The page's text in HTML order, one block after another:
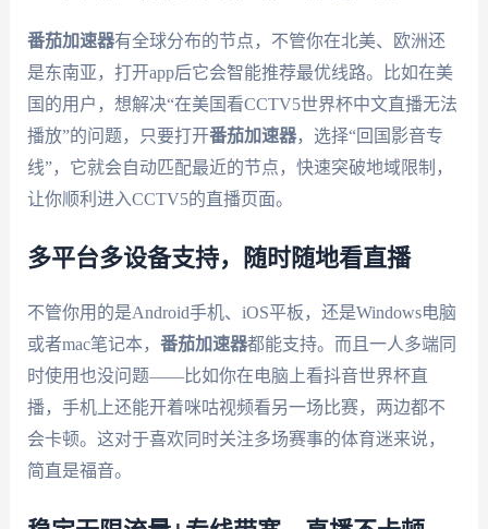
番茄加速器有全球分布的节点，不管你在北美、欧洲还
是东南亚，打开app后它会智能推荐最优线路。比如在美
国的用户，想解决“在美国看CCTV5世界杯中文直播无法
播放”的问题，只要打开番茄加速器，选择“回国影音专
线”，它就会自动匹配最近的节点，快速突破地域限制，
让你顺利进入CCTV5的直播页面。
多平台多设备支持，随时随地看直播
不管你用的是Android手机、iOS平板，还是Windows电脑
或者mac笔记本， 番茄加速器都能支持。而且一人多端同
时使用也没问题——比如你在电脑上看抖音世界杯直
播，手机上还能开着咪咕视频看另一场比赛，两边都不
会卡顿。这对于喜欢同时关注多场赛事的体育迷来说，
简直是福音。